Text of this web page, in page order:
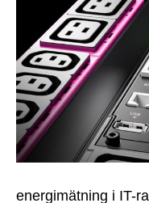
energimätning i IT-